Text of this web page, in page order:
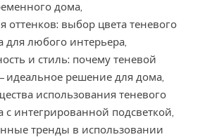
дома,
оттенков: выбор цвета теневого
для любого интерьера,
и стиль: почему теневой
идеальное решение для дома,
использования теневого
с интегрированной подсветкой,
тренды в использовании